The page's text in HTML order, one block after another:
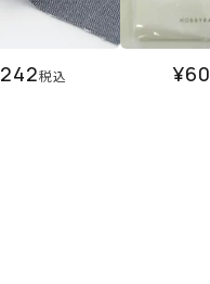
242税込 ¥